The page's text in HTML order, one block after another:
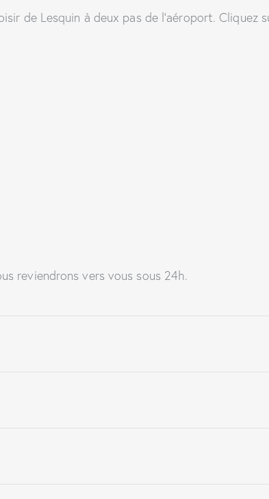
de Lesquin à deux pas de l’aéroport. Cliquez
reviendrons vers vous sous 24h.